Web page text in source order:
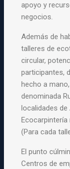
apoyo y
negocios.
Además de
talleres de
circular,
participantes,
hecho a
denominada
localidades
Ecocarpintería
(Para cada
El punto
Centros de